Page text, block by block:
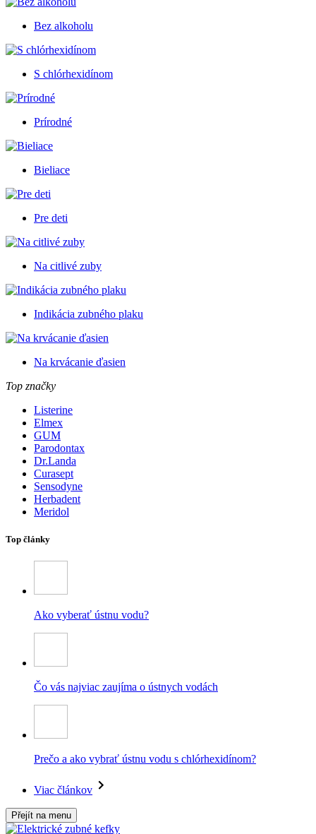
Bez alkoholu
S chlórhexidínom
Prírodné
Bieliace
Pre deti
Na citlivé zuby
Indikácia zubného plaku
Na krvácanie ďasien
Top značky
Listerine
Elmex
GUM
Parodontax
Dr.Landa
Curasept
Sensodyne
Herbadent
Meridol
Top články
Ako vyberať ústnu vodu?
Čo vás najviac zaujíma o ústnych vodách
Prečo a ako vybrať ústnu vodu s chlórhexidínom?
Viac článkov
Přejít na menu